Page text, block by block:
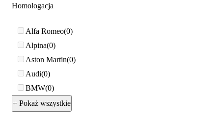
Homologacja
Alfa Romeo 0
Alpina 0
Aston Martin 0
Audi 0
BMW 0
+ Pokaż wszystkie